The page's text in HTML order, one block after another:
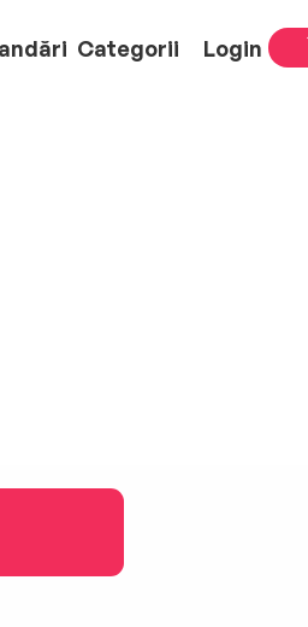
Categorii Login